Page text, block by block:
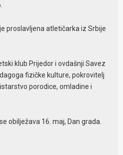
proslavljena atletičarka iz Srbije
klub Prijedor i ovdašnji Savez
fizičke kulture, pokrovitelj
porodice, omladine i
obilježava 16. maj, Dan grada.